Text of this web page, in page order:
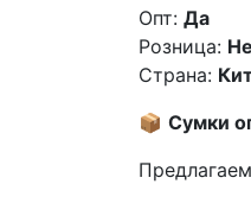
Опт: Да
Розница:
Страна:
📦 Сумки